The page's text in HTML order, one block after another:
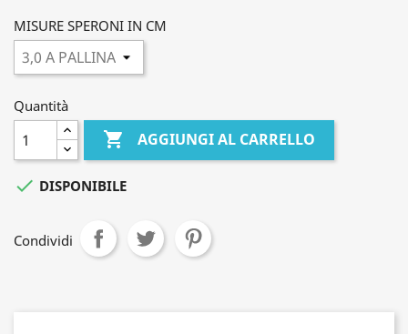
MISURE SPERONI IN CM
Quantità
 AGGIUNGI AL CARRELLO
 DISPONIBILE
Condividi